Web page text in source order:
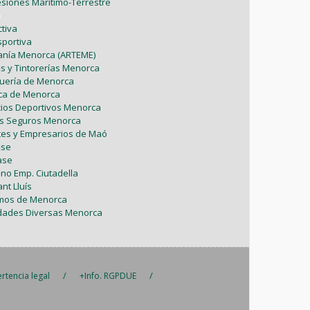
Febrero (7)
Enero (1)
Marzo (5)
Febrero (1)
Enero (2)
Abril (4)
Marzo (9)
Febrero (6)
Enero (2)
Menorca (ARTEME)
y Tintorerías Menorca
de Menorca
de Menorca
Deportivos Menorca
Seguros Menorca
y Empresarios de Maó
Emp. Ciutadella
Lluís
de Menorca
Diversas Menorca
legal / +Info. RGPDUE /